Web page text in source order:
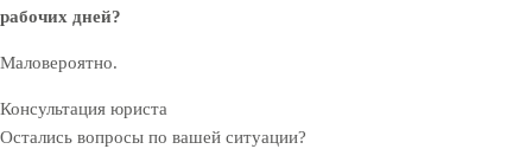
рабочих дней?
Маловероятно.
Консультация юриста
Остались вопросы по вашей ситуации?